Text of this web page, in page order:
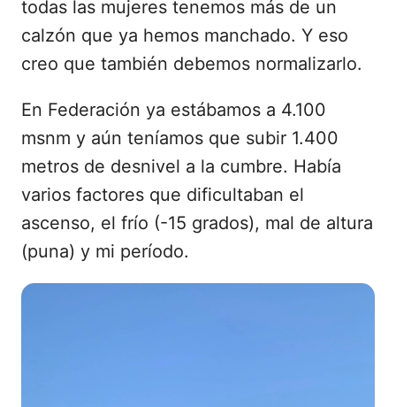
todas las mujeres tenemos más de un
calzón que ya hemos manchado. Y eso
creo que también debemos normalizarlo.
En Federación ya estábamos a 4.100
msnm y aún teníamos que subir 1.400
metros de desnivel a la cumbre. Había
varios factores que dificultaban el
ascenso, el frío (-15 grados), mal de altura
(puna) y mi período.